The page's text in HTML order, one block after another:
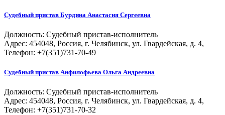
Судебный пристав Бурдина Анастасия Сергеевна
Должность: Судебный пристав-исполнитель
Адрес: 454048, Россия, г. Челябинск, ул. Гвардейская, д. 4,
Телефон: +7(351)731-70-49
Судебный пристав Анфилофьева Ольга Андреевна
Должность: Судебный пристав-исполнитель
Адрес: 454048, Россия, г. Челябинск, ул. Гвардейская, д. 4,
Телефон: +7(351)731-70-32